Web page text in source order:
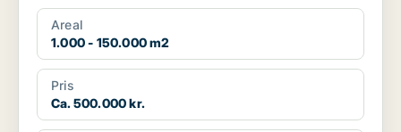
Areal
1.000 - 150.000 m2
Pris
Ca. 500.000 kr.